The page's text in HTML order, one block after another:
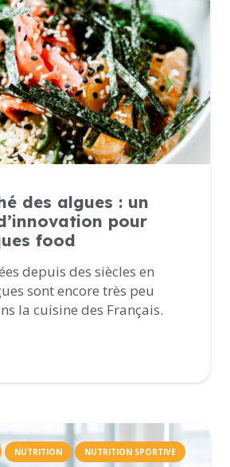
des algues : un
pour
food
depuis des siècles en
sont encore très peu
la cuisine des Français.
NUTRITION NUTRITION SPORTIVE